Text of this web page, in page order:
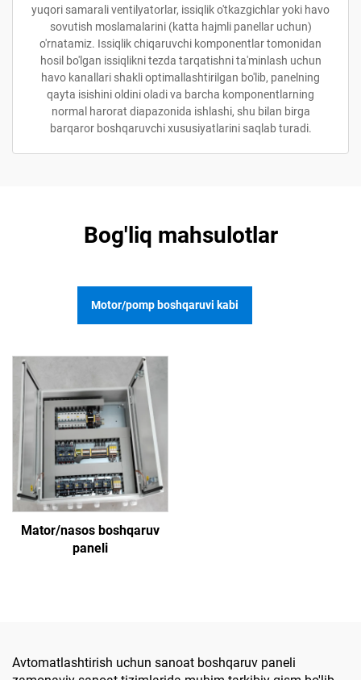
yuqori samarali ventilyatorlar, issiqlik o'tkazgichlar yoki havo
sovutish moslamalarini (katta hajmli panellar uchun)
o'rnatamiz. Issiqlik chiqaruvchi komponentlar tomonidan
hosil bo'lgan issiqlikni tezda tarqatishni ta'minlash uchun
havo kanallari shakli optimallashtirilgan bo'lib, panelning
qayta isishini oldini oladi va barcha komponentlarning
normal harorat diapazonida ishlashi, shu bilan birga
barqaror boshqaruvchi xususiyatlarini saqlab turadi.
Bog'liq mahsulotlar
Motor/pomp boshqaruvi kabi
Mator/nasos boshqaruv
paneli
Avtomatlashtirish uchun sanoat boshqaruv paneli